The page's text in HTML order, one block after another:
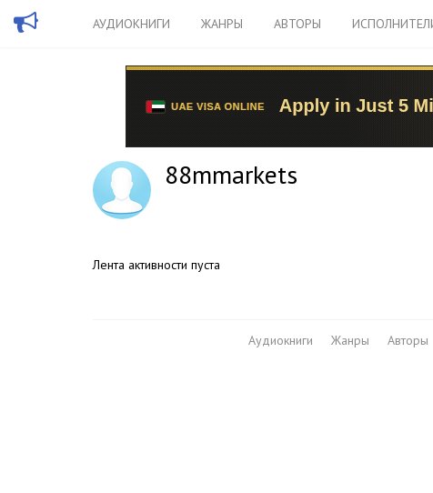
АУДИОКНИГИ ЖАНРЫ АВТОРЫ
88mmarkets
Лента активности пуста
Аудиокниги Жанры Авторы